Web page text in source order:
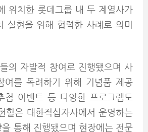
위치한 롯데그룹 내 두 계열사가
실현을 위해 협력한 사례로 의미
의 자발적 참여로 진행됐으며 사
여를 독려하기 위해 기념품 제공
첨 이벤트 등 다양한 프로그램도
혈은 대한적십자사에서 운영하는
통해 진행됐으며 현장에는 전문